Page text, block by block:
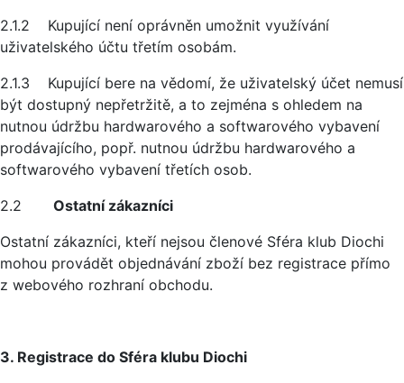
2.1.2 Kupující není oprávněn umožnit využívání
uživatelského účtu třetím osobám.
2.1.3 Kupující bere na vědomí, že uživatelský účet nemusí
být dostupný nepřetržitě, a to zejména s ohledem na
nutnou údržbu hardwarového a softwarového vybavení
prodávajícího, popř. nutnou údržbu hardwarového a
softwarového vybavení třetích osob.
2.2 Ostatní zákazníci
Ostatní zákazníci, kteří nejsou členové Sféra klub Diochi
mohou provádět objednávání zboží bez registrace přímo
z webového rozhraní obchodu.
3. Registrace do Sféra klubu Diochi